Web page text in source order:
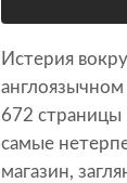
Истерия
672 страницы
самые
магазин,